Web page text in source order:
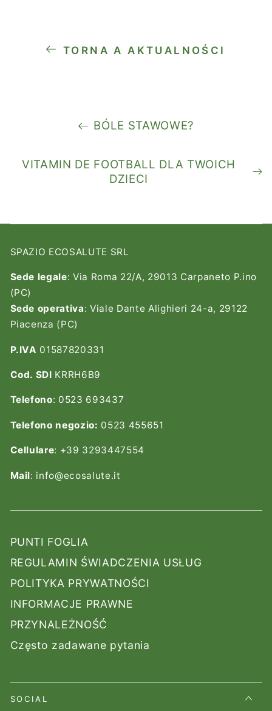
TORNA A AKTUALNOŚCI
BÓLE STAWOWE?
VITAMIN DE FOOTBALL DLA TWOICH
DZIECI
SPAZIO ECOSALUTE SRL
Sede legale: Via Roma 22/A, 29013 Carpaneto P.ino
(PC)
Sede operativa: Viale Dante Alighieri 24-a, 29122
Piacenza (PC)
P.IVA 01587820331
Cod. SDI KRRH6B9
Telefono: 0523 693437
Telefono negozio: 0523 455651
Cellulare: +39 3293447554
Mail: info@ecosalute.it
PUNTI FOGLIA
REGULAMIN ŚWIADCZENIA USŁUG
POLITYKA PRYWATNOŚCI
INFORMACJE PRAWNE
PRZYNALEŻNOŚĆ
Często zadawane pytania
SOCIAL